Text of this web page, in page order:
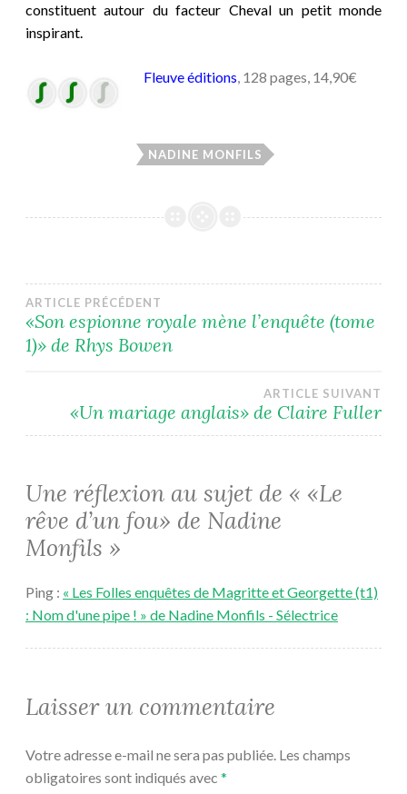
constituent autour du facteur Cheval un petit monde
inspirant.
Fleuve éditions, 128 pages, 14,90€
NADINE MONFILS
Navigation
de
l’article
ARTICLE PRÉCÉDENT
«Son espionne royale mène l’enquête (tome
1)» de Rhys Bowen
ARTICLE SUIVANT
«Un mariage anglais» de Claire Fuller
Une réflexion au sujet de « «Le
rêve d’un fou» de Nadine
Monfils »
Ping : « Les Folles enquêtes de Magritte et Georgette (t1)
: Nom d'une pipe ! » de Nadine Monfils - Sélectrice
Laisser un commentaire
Votre adresse e-mail ne sera pas publiée. Les champs
obligatoires sont indiqués avec *